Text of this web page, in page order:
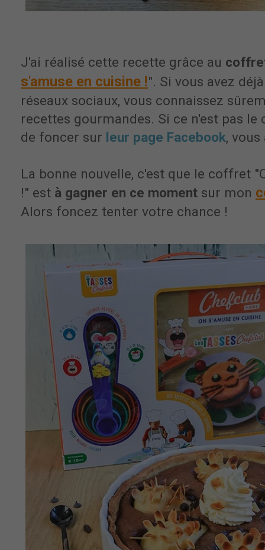
J'ai réalisé cette recette grâce au
s'amuse en cuisine !". Si vous avez
réseaux sociaux, vous connaissez
recettes gourmandes. Si ce n'est pas le
de foncer sur leur page Facebook,
La bonne nouvelle, c'est que le coffret
!" est à gagner en ce moment sur mon
Alors foncez tenter votre chance !